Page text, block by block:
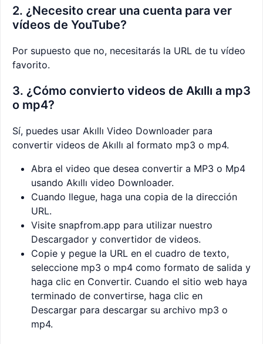
2. ¿Necesito crear una cuenta para ver
vídeos de YouTube?
Por supuesto que no, necesitarás la URL de tu vídeo
favorito.
3. ¿Cómo convierto videos de Akıllı a mp3
o mp4?
Sí, puedes usar Akıllı Video Downloader para
convertir videos de Akıllı al formato mp3 o mp4.
Abra el video que desea convertir a MP3 o Mp4
usando Akıllı video Downloader.
Cuando llegue, haga una copia de la dirección
URL.
Visite snapfrom.app para utilizar nuestro
Descargador y convertidor de videos.
Copie y pegue la URL en el cuadro de texto,
seleccione mp3 o mp4 como formato de salida y
haga clic en Convertir. Cuando el sitio web haya
terminado de convertirse, haga clic en
Descargar para descargar su archivo mp3 o
mp4.